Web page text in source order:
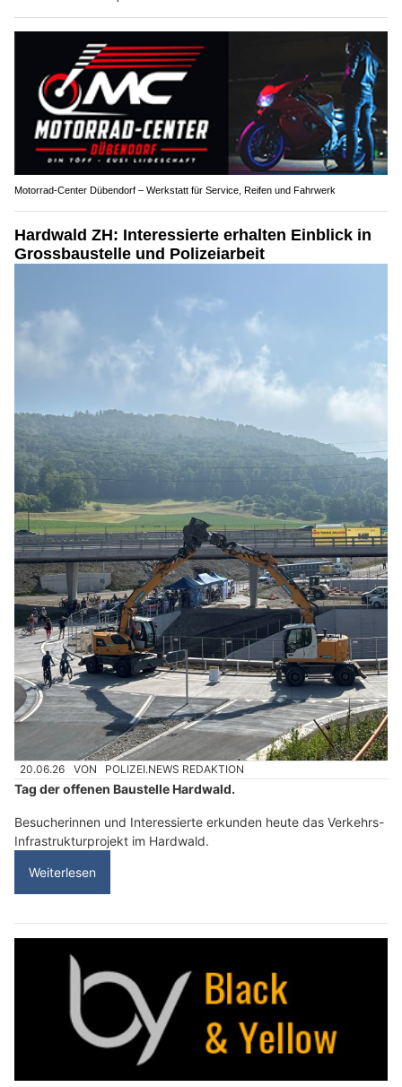
Motorrad-Center Dübendorf – Werkstatt für Service, Reifen und Fahrwerk
Hardwald ZH: Interessierte erhalten Einblick in
Grossbaustelle und Polizeiarbeit
20.06.26 VON POLIZEI.NEWS REDAKTION
Tag der offenen Baustelle Hardwald.
Besucherinnen und Interessierte erkunden heute das Verkehrs-
Infrastrukturprojekt im Hardwald.
Weiterlesen